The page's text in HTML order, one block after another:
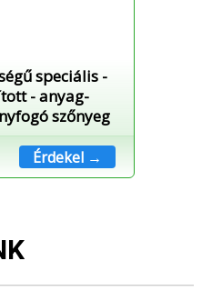
speciális -
- anyag-
szőnyeg
Érdekel →